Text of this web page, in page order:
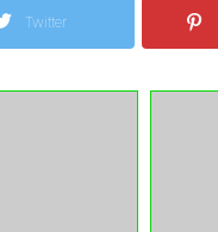
Twitter